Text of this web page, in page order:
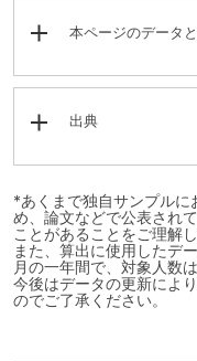
本ページのデータ
出典
*あくまで独自サンプルに
め、論文などで公表され
ことがあることをご理解
また、算出に使用したデ
月の一年間で、対象人数
今後はデータの更新によ
のでご了承ください。